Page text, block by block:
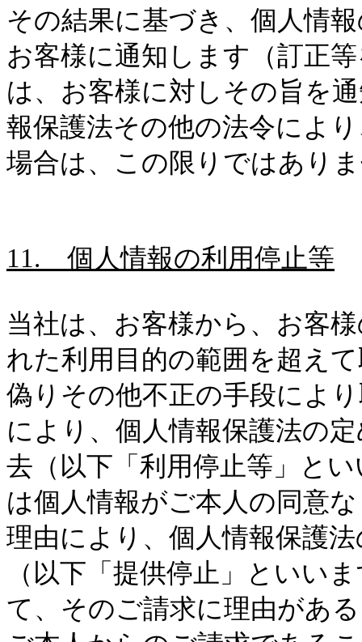
その結果に基づき、個人情
お客様に通知します（訂正
は、お客様に対しその旨を
報保護法その他の法令によ
場合は、この限りではあり
11. 個人情報の利用停止等
当社は、お客様から、お客
れた利用目的の範囲を超え
偽りその他不正の手段によ
により、個人情報保護法の
去（以下「利用停止等」と
は個人情報がご本人の同意
理由により、個人情報保護
（以下「提供停止」といい
て、そのご請求に理由があ